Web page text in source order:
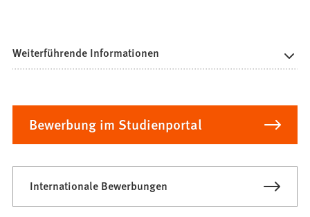
Weiterführende Informationen
Bewerbung im Studienportal
Internationale Bewerbungen